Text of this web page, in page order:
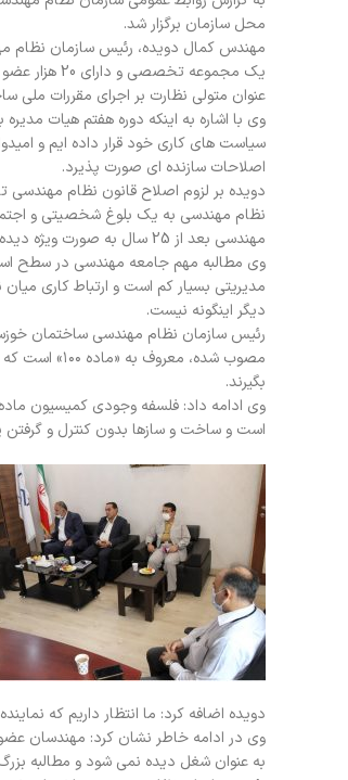
محل سازمان برگزار شد.
مهندس کمال دویده، رئیس سازمان نظام
یک مجموعه
عنوان متولی نظارت بر اجرای مقررات ملی ساختمان در
وی با اشاره به اینکه دوره هفتم هیات
سیاست های کاری خود قرار داده ایم و
اصلاحات سازنده ای صورت پذیرد.
نظام مهندسی به یک بلوغ شخصیتی و
مهندسی بعد از 25 سال به صورت ویژه دیده شود و به سمت استحکام و حمایت این مجموعه پیش برویم.
وی مطالبه مهم جامعه مهندسی در سطح
مدیریتی بسیار کم است و ارتباط کاری
دیگر اینگونه نیست.
مصوب شده،
بگیرند.
است و ساخت و سازها بدون کنترل و
دویده اضافه کرد: ما انتظار داریم که نماینده
وی در ادامه خاطر نشان کرد: مهندسان
به عنوان شغل دیده نمی شود و مطالبه